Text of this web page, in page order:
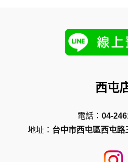
西屯
電話： 04-
地址： 台中市西屯區西屯